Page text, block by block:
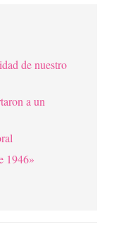
de nuestro
a un
1946»